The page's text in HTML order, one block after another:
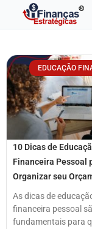
EDUCAÇÃO
10 Dicas de
Financeira Pessoal
Organizar seu
As dicas de
financeira pessoal
fundamentais para